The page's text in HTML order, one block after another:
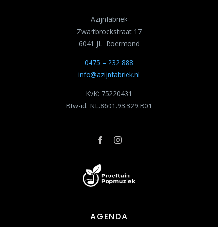
AGENDA
Azijnfabriek
Zwartbroekstraat 17
6041 JL Roermond
0475 – 232 888
info@azijnfabriek.nl
KvK: 75220431
Btw-id: NL.8601.93.329.B01